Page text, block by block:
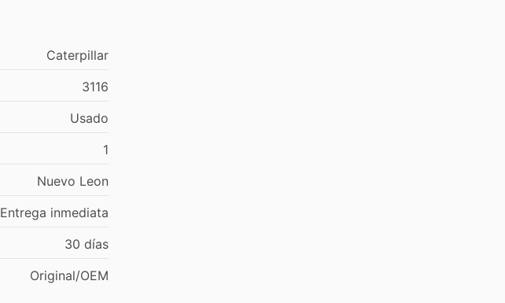
Caterpillar
3116
Usado
1
Nuevo Leon
Entrega inmediata
30 días
Original​/​OEM